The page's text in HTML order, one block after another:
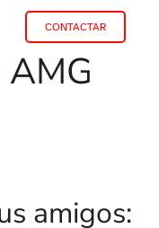
CONTACTAR
amigos: